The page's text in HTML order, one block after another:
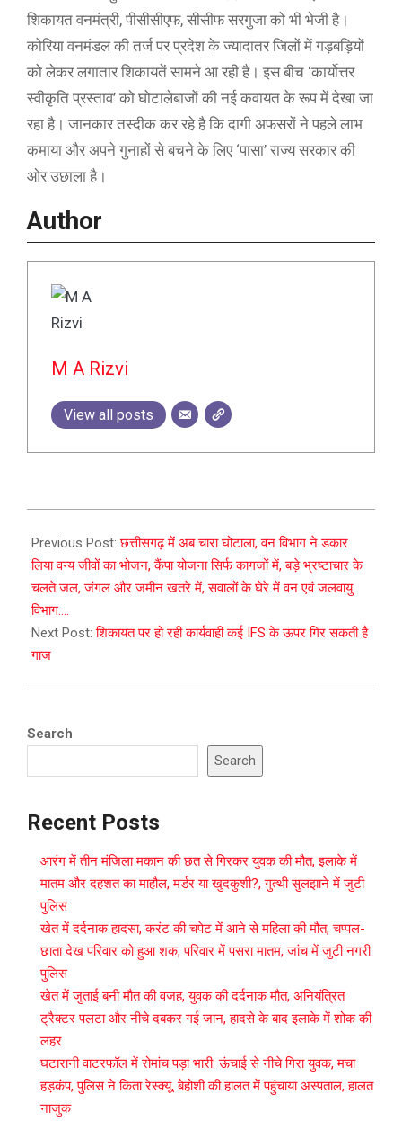
शिकायत वनमंत्री, पीसीसीएफ, सीसीफ सरगुजा को भी भेजी है।
कोरिया वनमंडल की तर्ज पर प्रदेश के ज्यादातर जिलों में गड़बड़ियों
को लेकर लगातार शिकायतें सामने आ रही है। इस बीच ‘कार्योत्तर
स्वीकृति प्रस्ताव’ को घोटालेबाजों की नई कवायत के रूप में देखा जा
रहा है। जानकार तस्दीक कर रहे है कि दागी अफसरों ने पहले लाभ
कमाया और अपने गुनाहों से बचने के लिए ‘पासा’ राज्य सरकार की
ओर उछाला है।
Author
M A Rizvi
View all posts
02-
27
Previous Post:छत्तीसगढ़ में अब चारा घोटाला, वन विभाग ने डकार
लिया वन्य जीवों का भोजन, कैंपा योजना सिर्फ कागजों में, बड़े भ्रष्टाचार के
चलते जल, जंगल और जमीन खतरे में, सवालों के घेरे में वन एवं जलवायु
विभाग….
Next Post:शिकायत पर हो रही कार्यवाही कई IFS के ऊपर गिर सकती है
गाज
Search
Search
Recent Posts
आरंग में तीन मंजिला मकान की छत से गिरकर युवक की मौत, इलाके में
मातम और दहशत का माहौल, मर्डर या खुदकुशी?, गुत्थी सुलझाने में जुटी
पुलिस
खेत में दर्दनाक हादसा, करंट की चपेट में आने से महिला की मौत, चप्पल-
छाता देख परिवार को हुआ शक, परिवार में पसरा मातम, जांच में जुटी नगरी
पुलिस
खेत में जुताई बनी मौत की वजह, युवक की दर्दनाक मौत, अनियंत्रित
ट्रैक्टर पलटा और नीचे दबकर गई जान, हादसे के बाद इलाके में शोक की
लहर
घटारानी वाटरफॉल में रोमांच पड़ा भारी: ऊंचाई से नीचे गिरा युवक, मचा
हड़कंप, पुलिस ने किता रेस्क्यू, बेहोशी की हालत में पहुंचाया अस्पताल, हालत
नाजुक